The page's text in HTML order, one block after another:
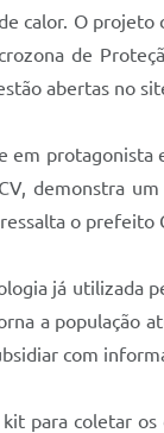
calor. O
de
abertas no
em protagonista
demonstra
o prefeito
já utilizada
a população
com
para coletar